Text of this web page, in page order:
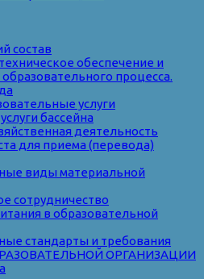
состав
обеспечение и
процесса.
услуги
бассейна
деятельность
для приема (перевода)
виды материальной
сотрудничество
в образовательной
стандарты и требования
ОРГАНИЗАЦИИ